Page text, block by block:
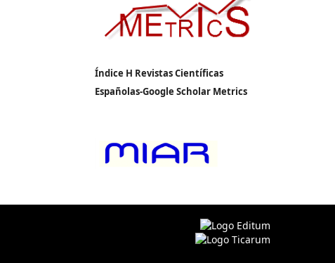
Índice H Revistas Científicas
Españolas-Google Scholar Metrics